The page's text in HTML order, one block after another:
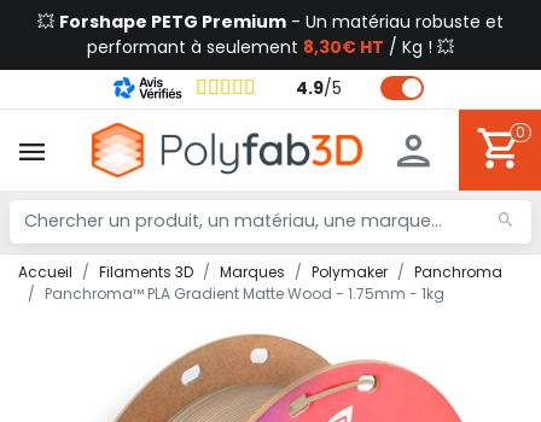
💥 Forshape PETG Premium - Un matériau robuste et
performant à seulement 8,30€ HT / Kg ! 💥
4.9/5
0
Accueil Filaments 3D Marques Polymaker
Panchroma
Panchroma™ PLA Gradient Matte Wood - 1.75mm - 1kg